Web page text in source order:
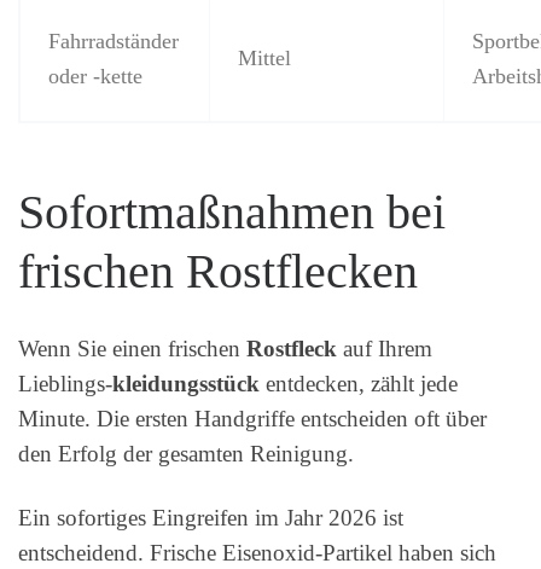
Fahrradständer
oder -kette
Mittel
Sofortmaßnahmen bei
frischen Rostflecken
Wenn Sie einen frischen Rostfleck auf Ihrem
Lieblings-kleidungsstück entdecken, zählt jede
Minute. Die ersten Handgriffe entscheiden oft über
den Erfolg der gesamten Reinigung.
Ein sofortiges Eingreifen im Jahr 2026 ist
entscheidend. Frische Eisenoxid-Partikel haben sich